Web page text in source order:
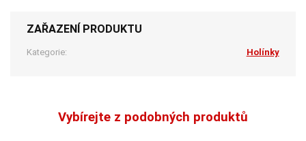
ZAŘAZENÍ PRODUKTU
Kategorie: Holínky
Vybírejte z podobných produktů